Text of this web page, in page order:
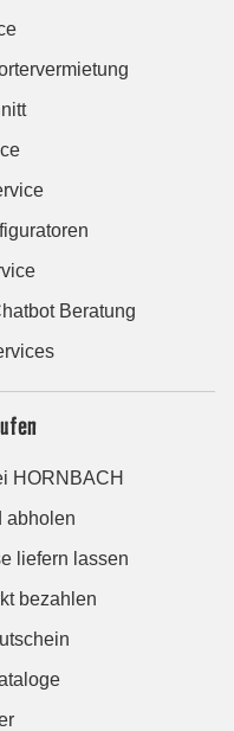
Beratung
HORNBACH
abholen
liefern lassen
bezahlen